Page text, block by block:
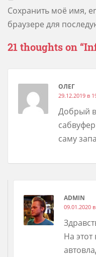
Сохранить моё имя,
браузере для
21 thoughts on “
ОЛЕГ
29.12.2019 в
Добрый
саму
ADMIN
09.01.2020
На